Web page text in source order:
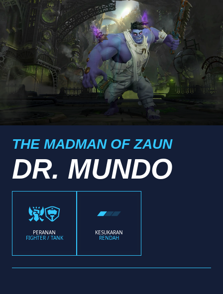
THE MADMAN OF ZAUN
DR. MUNDO
PERANAN
FIGHTER / TANK
KESUKARAN
RENDAH